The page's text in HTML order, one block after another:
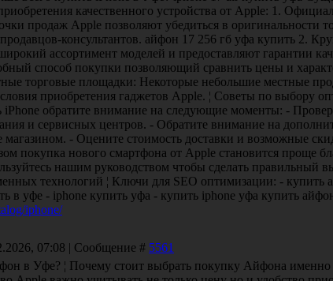
качественного устройства от Apple: 1.
продаж Apple позволяют убедиться в оригинальности
консультантов. айфон 17 256 гб уфа купить 2.
ассортимент моделей и предоставляют гарантии
способ покупки позволяющий сравнить цены и
торговые площадки: Некоторые небольшие местные
приобретения гаджетов Apple. ¦ Советы по выбору
iPhone обратите внимание на следующие моменты: -
и сервисных центров. - Обратите внимание на
магазином. - Оцените стоимость доставки и возможные
покупка нового смартфона от Apple становится проще
нашим руководством чтобы сделать правильный
технологий ¦ Ключи для SEO оптимизации: - купить
в уфе - iphone купить уфа - купить iphone уфа купить
iphone/
07:08 | Сообщение # 5561
в Уфе? ¦ Почему стоит выбрать покупку Айфона